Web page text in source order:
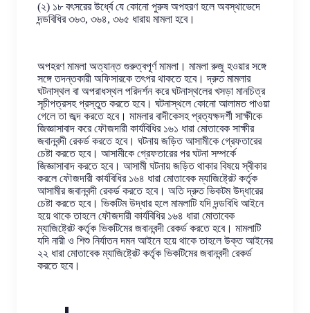
(২) ১৮ বৎসরের উর্ধ্বে যে কোনো পুরুষ অপহরণ হলে অবস্থাভেদে
দন্ডবিধির ৩৬৩, ৩৬৪, ৩৬৫ ধারায় মামলা হবে।
অপহরণ মামলা অত্যান্ত গুরুত্বপূর্ণ মামলা। মামলা রুজু হওয়ার সঙ্গে
সঙ্গে তদন্তকারী অফিসারকে তৎপর থাকতে হবে। দ্রুত মামলার
ঘটনাস্থল বা অপরাধস্থল পরিদর্শন করে ঘটনাস্থলের খসড়া মানচিত্র
সূচীপত্রসহ প্রস্তুত করতে হবে। ঘটনাস্থলে কোনো আলামত পাওয়া
গেলে তা জব্দ করতে হবে। মামলার বাদীকেসহ প্রত্যক্ষদর্শী সাক্ষীকে
জিজ্ঞাসাবাদ করে ফৌজদারী কার্যবিধির ১৬১ ধারা মোতাবেক সাক্ষীর
জবানবন্দী রেকর্ড করতে হবে। ঘটনায় জড়িত আসামীকে গ্রেফতারের
চেষ্টা করতে হবে। আসামীকে গ্রেফতারের পর ঘটনা সম্পর্কে
জিজ্ঞাসাবাদ করতে হবে। আসামী ঘটনায় জড়িত থাকার বিষয়ে স্বীকার
করলে ফৌজদারী কার্যবিধির ১৬৪ ধারা মোতাবেক ম্যাজিষ্ট্রেট কর্তৃক
আসামীর জবানবন্দী রেকর্ড করতে হবে। অতি দ্রুত ভিকটম উদ্ধারের
চেষ্টা করতে হবে। ভিকটিম উদ্ধার হলে মামলাটি যদি দন্ডবিধি আইনে
হয়ে থাকে তাহলে ফৌজদারী কার্যবিধির ১৬৪ ধারা মোতাবেক
ম্যাজিষ্ট্রেট কর্তৃক ভিকটিমের জবানবন্দী রেকর্ড করতে হবে। মামলাটি
যদি নারী ও শিশু নির্যাতন দমন আইনে হয়ে থাকে তাহলে উক্ত আইনের
২২ ধারা মোতাবেক ম্যাজিষ্ট্রেট কর্তৃক ভিকটিমের জবানবন্দী রেকর্ড
করতে হবে।